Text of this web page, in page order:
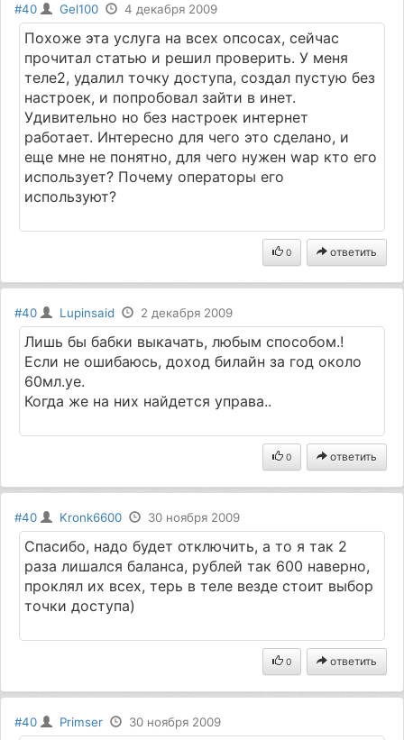
#40 Gel100 4 декабря 2009
Похоже эта услуга на всех опсосах, сейчас
прочитал статью и решил проверить. У меня
теле2, удалил точку доступа, создал пустую без
настроек, и попробовал зайти в инет.
Удивительно но без настроек интернет
работает. Интересно для чего это сделано, и
еще мне не понятно, для чего нужен wap кто его
использует? Почему операторы его
используют?
0 ответить
#40 Lupinsaid 2 декабря 2009
Лишь бы бабки выкачать, любым способом.!
Если не ошибаюсь, доход билайн за год около
60мл.уе.
Когда же на них найдется управа..
0 ответить
#40 Kronk6600 30 ноября 2009
Спасибо, надо будет отключить, а то я так 2
раза лишался баланса, рублей так 600 наверно,
проклял их всех, терь в теле везде стоит выбор
точки доступа)
0 ответить
#40 Primser 30 ноября 2009